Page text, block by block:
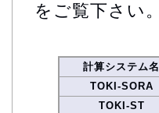
をご覧下さい。
計算システム名
TOKI-SORA
TOKI-ST